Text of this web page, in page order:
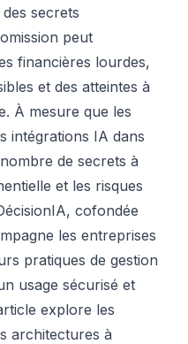
secrets
peut
financières lourdes,
et des atteintes à
À mesure que les
intégrations IA dans
de secrets à
et les risques
cofondée
les entreprises
pratiques de gestion
usage sécurisé et
explore les
architectures à